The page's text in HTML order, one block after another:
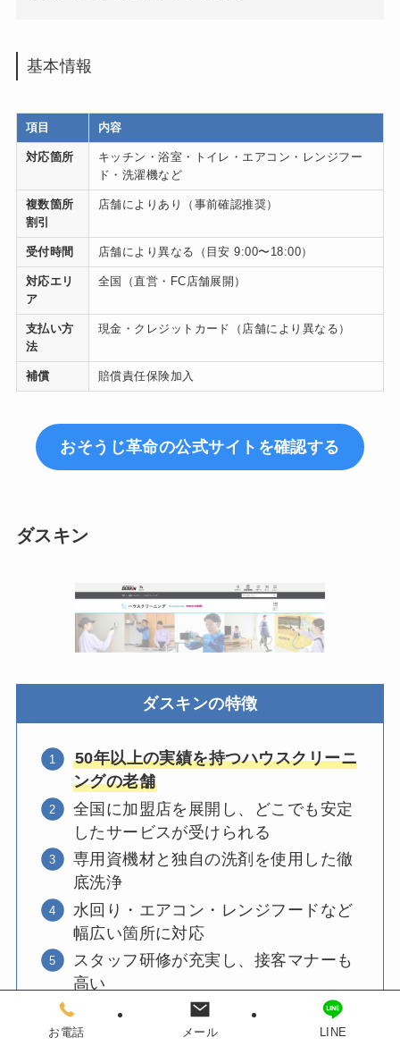
基本情報
項目 内容
対応箇所
キッチン・浴室・トイレ・エアコン・レンジフー
ド・洗濯機など
複数箇所
割引
店舗によりあり（事前確認推奨）
受付時間 店舗により異なる（目安 9:00〜18:00）
対応エリ
ア
全国（直営・FC店舗展開）
支払い方
法
現金・クレジットカード（店舗により異なる）
補償 賠償責任保険加入
おそうじ革命の公式サイトを確認する
ダスキン
ダスキンの特徴
50年以上の実績を持つハウスクリーニ
ングの老舗
全国に加盟店を展開し、どこでも安定
したサービスが受けられる
専用資機材と独自の洗剤を使用した徹
底洗浄
水回り・エアコン・レンジフードなど
幅広い箇所に対応
スタッフ研修が充実し、接客マナーも
高い
お電話 メール LINE